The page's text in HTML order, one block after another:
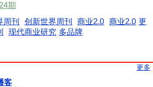
期
周刊 创新世界周刊 商业2.0 商业2.0
现代商业研究
更
多品牌
更多
客